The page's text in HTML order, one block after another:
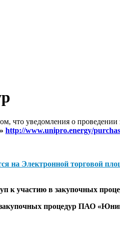
что уведомления о
http://www.unipro.energy/
на Электронной торговой
к участию в закупочных
закупочных процедур ПАО